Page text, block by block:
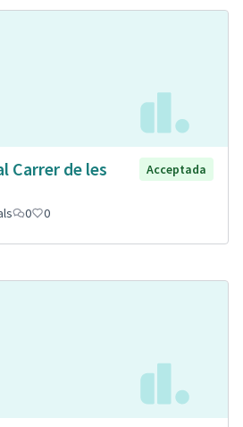
Carrer de les
Acceptada
0 0